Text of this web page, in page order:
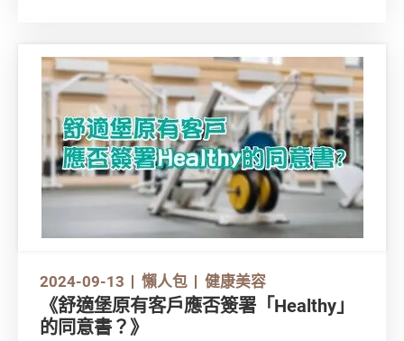
2024-09-13 懶人包 健康美容
《舒適堡原有客戶應否簽署「Healthy」
的同意書？》